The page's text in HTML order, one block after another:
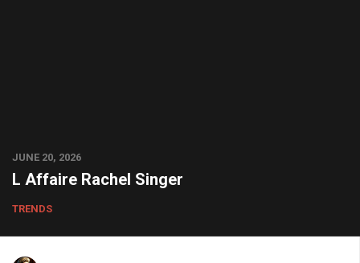
JUNE 20, 2026
L Affaire Rachel Singer
TRENDS